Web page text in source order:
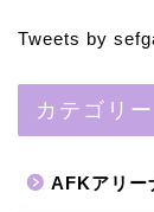
Tweets by
カテゴリー
AFKアリー